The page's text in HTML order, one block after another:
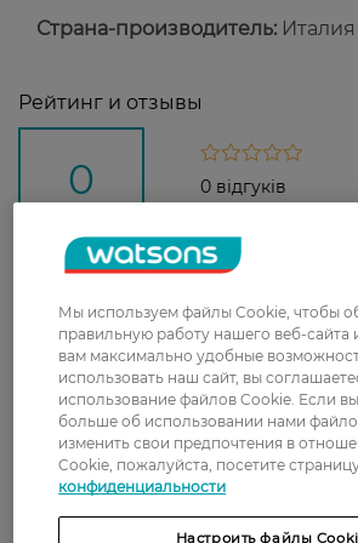
Страна-производитель: Италия
Рейтинг и отзывы
0
З 0 відгуків
0 відгуків
Доставка
Новая почта
В отделение Новой почты - 99
от 699 грн
Укрпочта
доставка от – 599 грн
Мы используем файлы Cookie, чтобы
правильную работу нашего веб-сайта
вам максимально удобные
использовать наш сайт, вы
использование файлов Cookie. Если вы
больше об использовании нами
изменить свои предпочтения в
Cookie, пожалуйста, посетите
конфиденциальности
Настроить файлы